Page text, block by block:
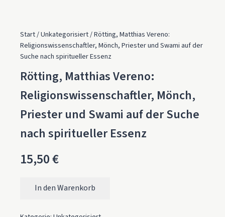
Start/Unkategorisiert/ Rötting, Matthias Vereno:
Religionswissenschaftler, Mönch, Priester und Swami auf der
Suche nach spiritueller Essenz
Rötting, Matthias Vereno:
Religionswissenschaftler, Mönch,
Priester und Swami auf der Suche
nach spiritueller Essenz
15,50€
Rötting, Matthias Vereno: Religionswissenschaftler,
In den Warenkorb